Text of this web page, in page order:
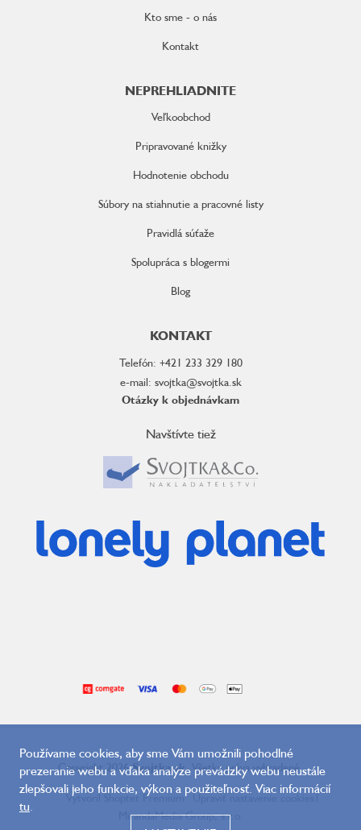
Používame cookies, aby sme Vám umožnili pohodlné
prezeranie webu a vďaka analýze prevádzky webu neustále
zlepšovali jeho funkcie, výkon a použiteľnosť. Viac informácií
tu.
Kto sme - o nás
Kontakt
NEPREHLIADNITE
Veľkoobchod
Pripravované knižky
Hodnotenie obchodu
Súbory na stiahnutie a pracovné listy
Pravidlá súťaže
Spolupráca s blogermi
Blog
KONTAKT
Telefón: +421 233 329 180
e-mail: svojtka@svojtka.sk
Otázky k objednávkam
Navštívte tiež
Copyright 2026Svojtka.sk. Všetky práva vyhradené.
Vytvoril Shoptet Premium Upraviť nastavenie cookies|
MirandaMedia Group, s.r.o.